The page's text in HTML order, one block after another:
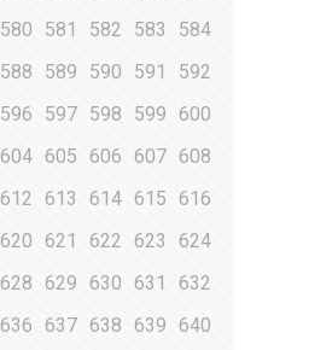
580 581 582 583
584
588 589 590 591
592
596 597 598 599
600
604 605 606 607 608
612 613 614 615
616
620 621 622 623
624
628 629 630 631
632
636 637 638 639 640